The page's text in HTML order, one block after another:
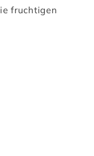
fruchtigen